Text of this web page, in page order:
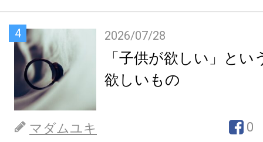
4 2026/07/28
「子供が欲しい」とい
欲しいもの
マダムユキ 0